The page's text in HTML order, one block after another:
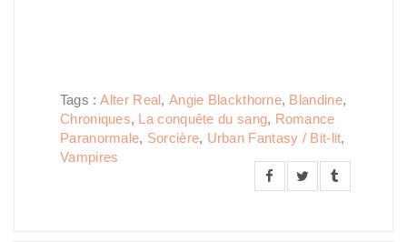
Tags :Alter Real, Angie Blackthorne, Blandine,
Chroniques, La conquête du sang, Romance
Paranormale, Sorcière, Urban Fantasy / Bit-lit,
Vampires